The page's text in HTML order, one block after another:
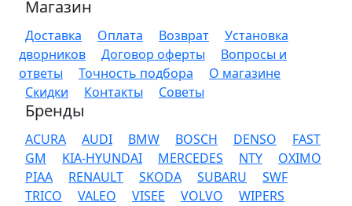
Магазин
Доставка Оплата Возврат
Установка
дворников
Договор оферты
Вопросы и
ответы
Точность подбора
О магазине
Скидки
Контакты Советы
Бренды
ACURA AUDI BMW BOSCH DENSO
FAST
GM
KIA-HYUNDAI MERCEDES NTY
OXIMO
PIAA
RENAULT SKODA SUBARU
SWF
TRICO
VALEO VISEE VOLVO WIPERS